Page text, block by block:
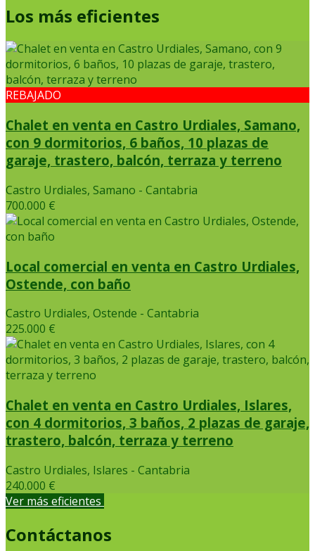
Los más eficientes
REBAJADO
Chalet en venta en Castro Urdiales, Samano,
con 9 dormitorios, 6 baños, 10 plazas de
garaje, trastero, balcón, terraza y terreno
Castro Urdiales, Samano - Cantabria
700.000 €
Local comercial en venta en Castro Urdiales,
Ostende, con baño
Castro Urdiales, Ostende - Cantabria
225.000 €
Chalet en venta en Castro Urdiales, Islares,
con 4 dormitorios, 3 baños, 2 plazas de garaje,
trastero, balcón, terraza y terreno
Castro Urdiales, Islares - Cantabria
240.000 €
Ver más eficientes
Contáctanos